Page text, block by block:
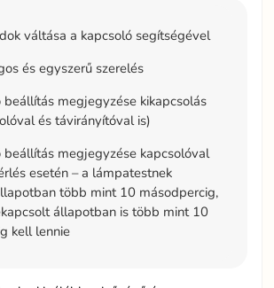
váltása a kapcsoló segítségével
és egyszerű szerelés
beállítás megjegyzése kikapcsolás
és távirányítóval is)
beállítás megjegyzése kapcsolóval
esetén – a lámpatestnek
több mint 10 másodpercig,
állapotban is több mint 10
kell lennie